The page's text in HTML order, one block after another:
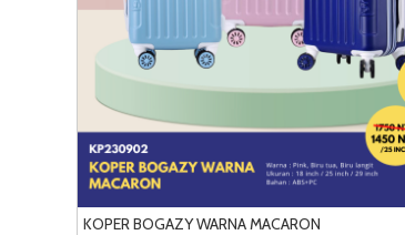
KOPER BOGAZY WARNA MACARON